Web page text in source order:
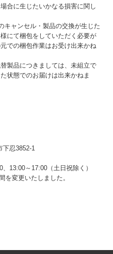
合に生じたいかなる損害に関し
キャンセル・製品の交換が生じた
にて梱包をしていただく必要が
での梱包作業はお受け出来かね
製品につきましては、未組立で
状態でのお届けは出来かねま
下忍3852-1
13:00～17:00（土日祝除く）
を変更いたしました。